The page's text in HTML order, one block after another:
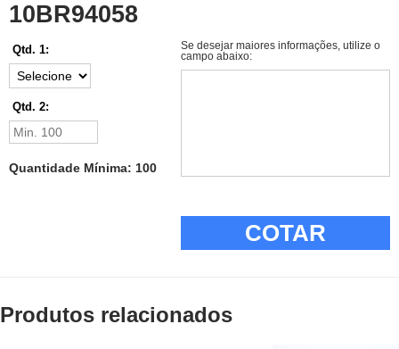
10BR94058
Qtd. 1:
Qtd. 2:
Quantidade Mínima: 100
Se desejar maiores informações, utilize o
campo abaixo:
COTAR
Produtos relacionados